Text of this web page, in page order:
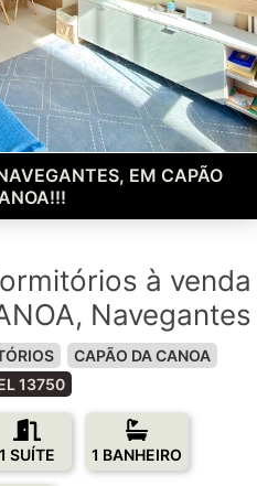
EM CAPÃO
à venda
Navegantes
CAPÃO DA CANOA
13750
1 SUÍTE 1 BANHEIRO